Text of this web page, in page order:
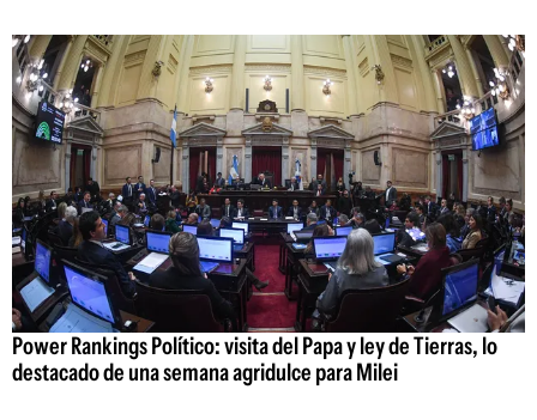
Power Rankings Político: visita del Papa y ley de Tierras, lo
destacado de una semana agridulce para Milei